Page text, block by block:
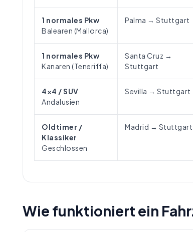
1 normales Pkw
Balearen (Mallorca)
Palma → Stuttgart
1 normales Pkw
Kanaren (Teneriffa)
Santa Cruz →
Stuttgart
4×4 / SUV
Andalusien
Sevilla → Stuttgart
Oldtimer /
Klassiker
Geschlossen
Madrid → Stuttgart
Wie funktioniert ein